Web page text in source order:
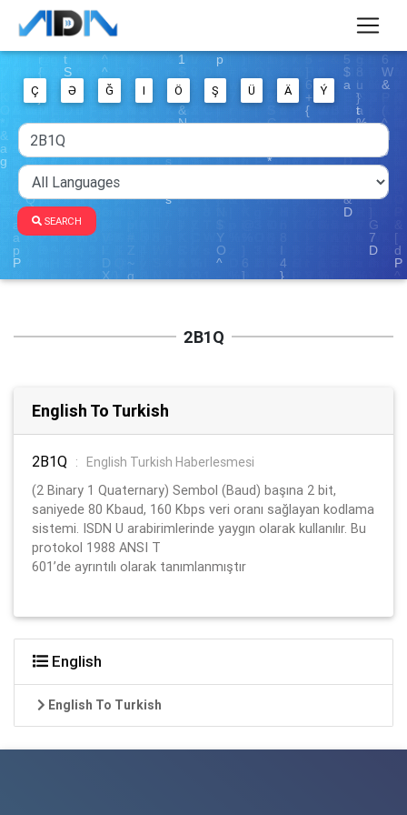
Ç Ə Ğ I Ö Ş Ü Ä Ý
SEARCH
2B1Q
English To Turkish
2B1Q :
English Turkish Haberlesmesi
(2 Binary 1 Quaternary) Sembol (Baud) başına 2 bit,
saniyede 80 Kbaud, 160 Kbps veri oranı sağlayan kodlama
sistemi. ISDN U arabirimlerinde yaygın olarak kullanılır. Bu
protokol 1988 ANSI T
601’de ayrıntılı olarak tanımlanmıştır
English
English To Turkish